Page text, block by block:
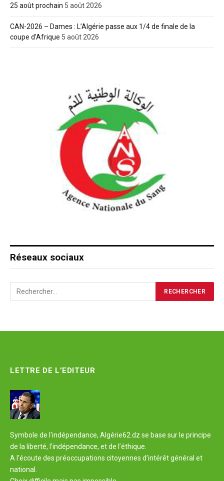
25 août prochain 5 août 2026
CAN-2026 – Dames : L’Algérie passe aux 1/4 de finale de la
coupe d’Afrique 5 août 2026
Réseaux sociaux
LETTRE DE L’EDITEUR
Symbole de l'indépendance, Algérie62.dz se base sur le principe
de la liberté, l’indépendance, et de l’éthique.
A l’écoute des préoccupations citoyennes d’intérêt général et
national.